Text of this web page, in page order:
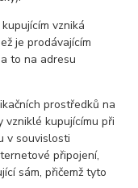
vzniká
je prodávajícím
to na adresu
prostředků na
vzniklé kupujícímu při
v souvislosti
připojení,
sám, přičemž tyto